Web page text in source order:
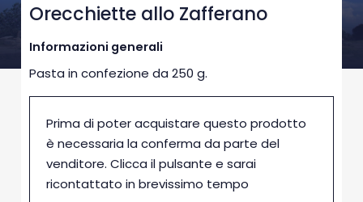
Orecchiette allo Zafferano
Informazioni generali
Pasta in confezione da 250 g.
Prima di poter acquistare questo prodotto
è necessaria la conferma da parte del
venditore. Clicca il pulsante e sarai
ricontattato in brevissimo tempo